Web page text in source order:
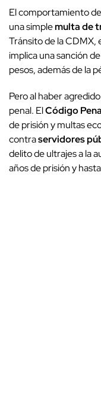
El comportamiento
una simplemulta de
Tránsito de la CDMX,
implica una sanción
pesos, además de la
Pero al haber
penal. ElCódigo
de prisión y multas
contraservidores
delito de ultrajes a la
años de prisión y